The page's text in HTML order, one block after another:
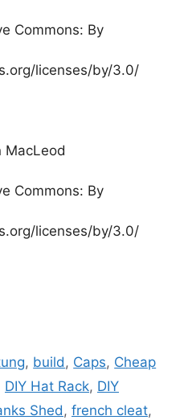
Commons: By
licenses/by/3.0/
MacLeod
Commons: By
licenses/by/3.0/
, build , Caps, Cheap
DIY Hat Rack, DIY
Shed , french cleat,